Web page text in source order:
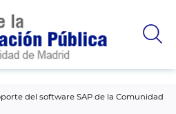
del software SAP de la Comunidad